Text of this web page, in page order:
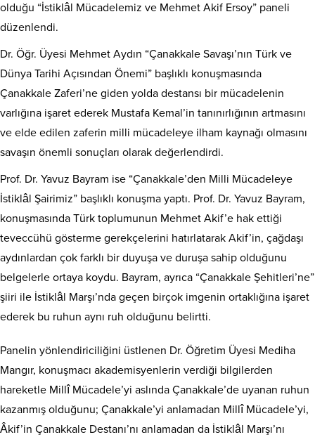
olduğu “İstiklâl Mücadelemiz ve Mehmet Akif Ersoy” paneli
düzenlendi.
Dr. Öğr. Üyesi Mehmet Aydın “Çanakkale Savaşı’nın Türk ve
Dünya Tarihi Açısından Önemi” başlıklı konuşmasında
Çanakkale Zaferi’ne giden yolda destansı bir mücadelenin
varlığına işaret ederek Mustafa Kemal’in tanınırlığının artmasını
ve elde edilen zaferin milli mücadeleye ilham kaynağı olmasını
savaşın önemli sonuçları olarak değerlendirdi.
Prof. Dr. Yavuz Bayram ise “Çanakkale’den Milli Mücadeleye
İstiklâl Şairimiz” başlıklı konuşma yaptı. Prof. Dr. Yavuz Bayram,
konuşmasında Türk toplumunun Mehmet Akif’e hak ettiği
teveccühü gösterme gerekçelerini hatırlatarak Akif’in, çağdaşı
aydınlardan çok farklı bir duyuşa ve duruşa sahip olduğunu
belgelerle ortaya koydu. Bayram, ayrıca “Çanakkale Şehitleri’ne”
şiiri ile İstiklâl Marşı’nda geçen birçok imgenin ortaklığına işaret
ederek bu ruhun aynı ruh olduğunu belirtti.
Panelin yönlendiriciliğini üstlenen Dr. Öğretim Üyesi Mediha
Mangır, konuşmacı akademisyenlerin verdiği bilgilerden
hareketle Millî Mücadele’yi aslında Çanakkale’de uyanan ruhun
kazanmış olduğunu; Çanakkale’yi anlamadan Millî Mücadele’yi,
Âkif’in Çanakkale Destanı’nı anlamadan da İstiklâl Marşı’nı